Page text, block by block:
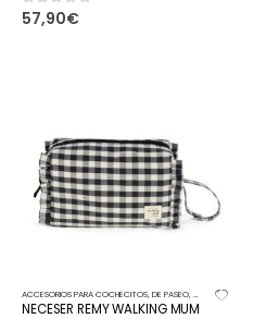
0out of 5
57,90€
ACCESORIOS PARA COCHECITOS,DE PASEO,NECESER
NECESER REMY WALKING MUM